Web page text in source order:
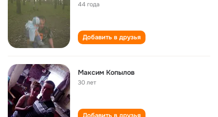
44 года
Добавить в друзья
Максим Копылов
30 лет
Добавить в друзья